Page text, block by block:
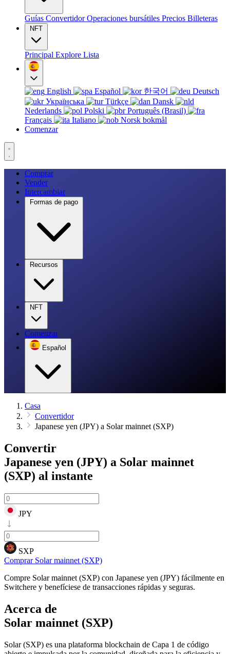
Guías ConvertidorOperaciones bursátiles Precios Billeteras
NFT
Principal Explore Lista
English Español 한국어
Deutsch
Українська
Türkçe
Dansk
Nederlands
Polski
Português (Brasil)
Français
Italiano
Norsk bokmål
Comenzar
Comprar
Vender
Intercambiar
Formas de pago
Recursos
NFT
Comenzar
Español
Casa
Convertidor
Japanese yen (JPY) a Solar mainnet (SXP)
Convertir
Japanese yen (JPY) a Solar mainnet
(SXP) al instante
JPY
SXP
Comprar Solar mainnet (SXP)
Compre Solar mainnet (SXP) con Japanese yen (JPY) fácilmente en
Switchere y benefíciese de transacciones rápidas y seguras.
Acerca de
Solar mainnet (SXP)
Solar (SXP) es una plataforma blockchain de Capa 1 de código